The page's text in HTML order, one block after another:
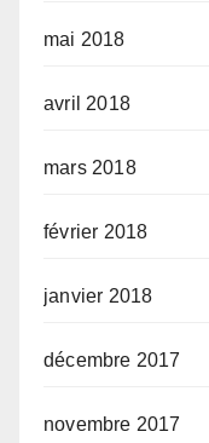
mai 2018
avril 2018
mars 2018
février 2018
janvier 2018
décembre 2017
novembre 2017